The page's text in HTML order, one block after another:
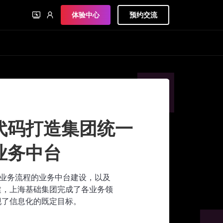
体验中心 预约交流
码打造集团统一
务中台
务流程的业务中台建设，以及
上海基础集团完成了各业务领
信息化的既定目标。